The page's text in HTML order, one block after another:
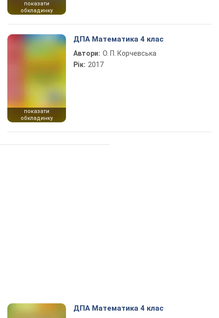
показати
обкладинку
показати
обкладинку
ДПА Математика 4 клас
Автори: О. П. Корчевська
Рік: 2017
ДПА Математика 4 клас